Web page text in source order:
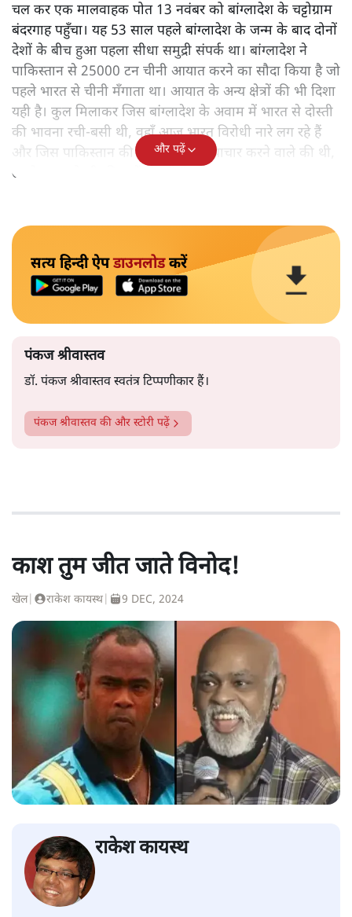
चल कर एक मालवाहक पोत 13 नवंबर को बांग्लादेश के चट्टोग्राम
बंदरगाह पहुँचा। यह 53 साल पहले बांग्लादेश के जन्म के बाद दोनों
देशों के बीच हुआ पहला सीधा समुद्री संपर्क था। बांग्लादेश ने
पाकिस्तान से 25000 टन चीनी आयात करने का सौदा किया है जो
पहले भारत से चीनी मँगाता था। आयात के अन्य क्षेत्रों की भी दिशा
यही है। कुल मिलाकर जिस बांग्लादेश के अवाम में भारत से दोस्ती
की भावना रची-बसी थी, वहाँ आज भारत विरोधी नारे लग रहे हैं
और जिस पाकिस्तान की छवि भीषण अत्याचार करने वाले की थी,
उसके साथ दोस्ती की बातें हो रही हैं।
और पढ़ें
सत्य हिन्दी ऐपडाउनलोडकरें
पंकज श्रीवास्तव
डॉ. पंकज श्रीवास्तव स्वतंत्र टिप्पणीकार हैं।
पंकज श्रीवास्तव की और स्टोरी पढ़ें
काश तुम जीत जाते विनोद!
खेल| राकेश कायस्थ 9 DEC, 2024
राकेश कायस्थ